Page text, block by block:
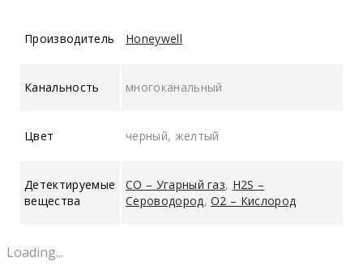
Производитель Honeywell
Канальность многоканальный
Цвет черный, желтый
Детектируемые
вещества
CO – Угарный газ, H2S –
Сероводород,O2 – Кислород
Loading...